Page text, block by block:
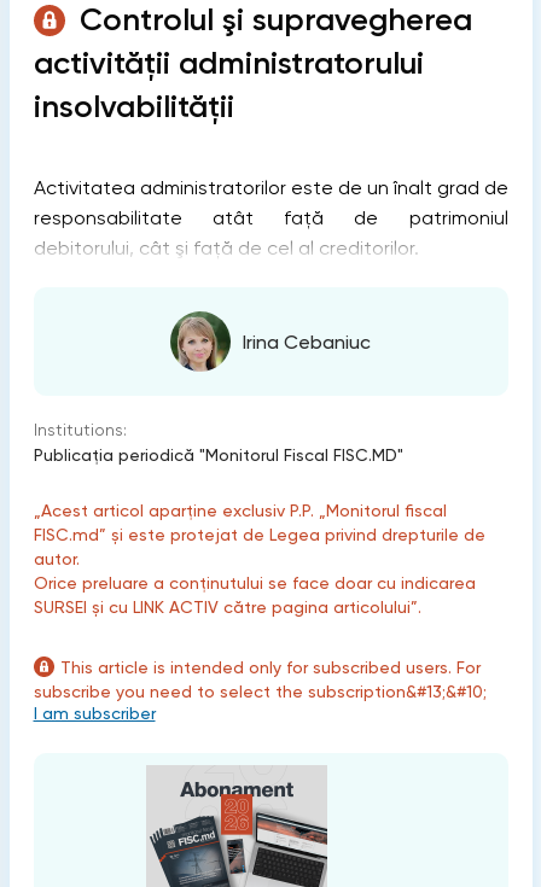
Controlul şi supravegherea
activităţii administratorului
insolvabilităţii
Activitatea administratorilor este de un înalt grad de
responsabilitate atât faţă de patrimoniul
debitorului, cât şi faţă de cel al creditorilor.
Irina Cebaniuc
Institutions:
Publicaţia periodică "Monitorul Fiscal FISC.MD"
„Acest articol aparține exclusiv P.P. „Monitorul fiscal
FISC.md” și este protejat de Legea privind drepturile de
autor.
Orice preluare a conținutului se face doar cu indicarea
SURSEI și cu LINK ACTIV către pagina articolului”.
This article is intended only for subscribed users. For
subscribe you need to select the subscription&#13;&#10;
I am subscriber